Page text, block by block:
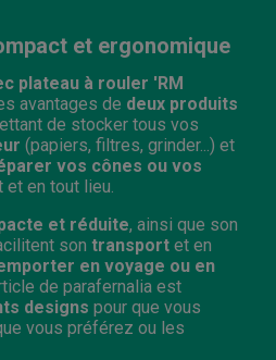
et ergonomique
plateau à rouler 'RM
avantages de deux produits
de stocker tous vos
(papiers, filtres, grinder...) et
vos cônes ou vos
en tout lieu.
et réduite, ainsi que son
son transport et en
en voyage ou en
de parafernalia est
designs pour que vous
vous préférez ou les